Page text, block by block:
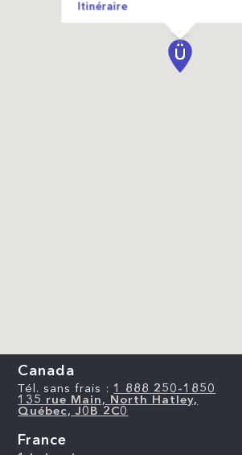
Itinéraire
Canada
Tél. sans frais : 1 888 250-1850
135 rue Main, North Hatley,
Québec, J0B 2C0
France